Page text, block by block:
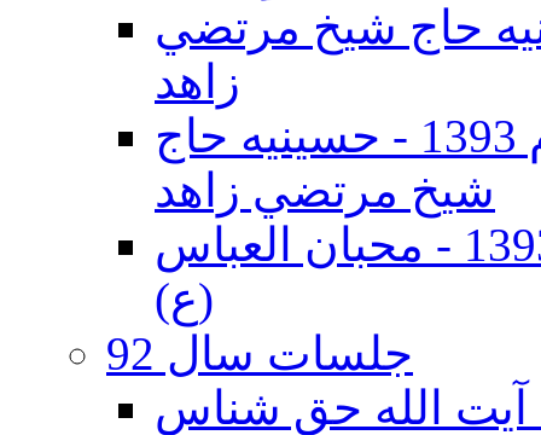
دوم 93 - حسينيه حاج شيخ مرتضي
زاهد
جلسات دهه اول محرم الحرام 1393 - حسينيه حاج
شيخ مرتضي زاهد
جلسات دهه اول محرم الحرام 1393 - محبان العباس
(ع)
جلسات سال 92
92 - حسينيه آيت الله حق شناس